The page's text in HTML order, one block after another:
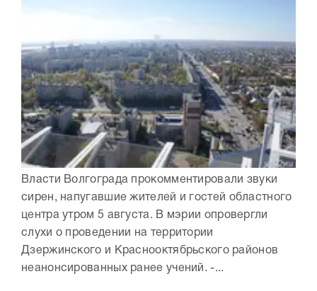
Власти Волгограда прокомментировали звуки
сирен, напугавшие жителей и гостей областного
центра утром 5 августа. В мэрии опровергли
слухи о проведении на территории
Дзержинского и Краснооктябрьского районов
неанонсированных ранее учений. -...